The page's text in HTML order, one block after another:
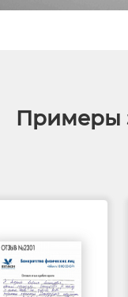
Примеры